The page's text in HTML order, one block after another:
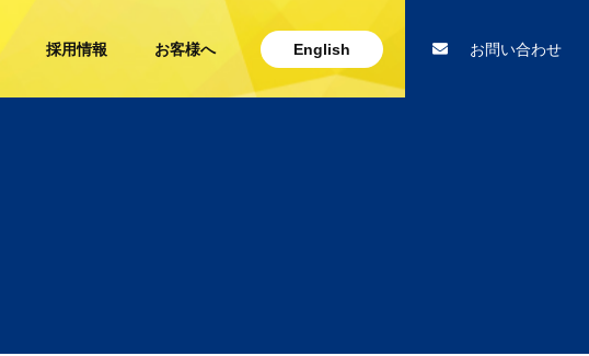
採用情報 お客様へ English お問い合わせ